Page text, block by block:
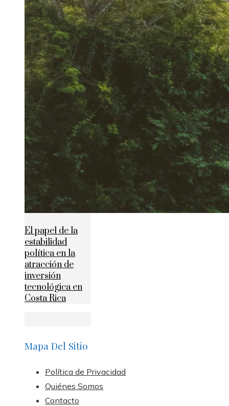
El papel de la
estabilidad
política en la
atracción de
inversión
tecnológica en
Costa Rica
Mapa Del Sitio
Política de Privacidad
Quiénes Somos
Contacto